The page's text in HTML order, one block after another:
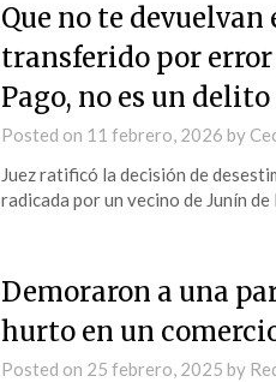
Que no te devuelvan
transferido por
Pago, no es un
Posted on 11 febrero, 2026 by
Juez ratificó la decisión de
radicada por un vecino de Junín de
Demoraron a una
hurto en un
Posted on 25 febrero, 2025 by